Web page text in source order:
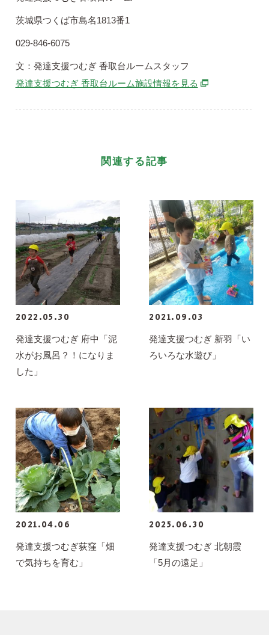
茨城県つくば市島名1813番1
029-846-6075
文：発達支援つむぎ 香取台ルームスタッフ
発達支援つむぎ 香取台ルーム施設情報を見る 別ウィンドウで
関連する記事
2022.05.30
発達支援つむぎ 府中「泥
水がお風呂？！になりま
した」
2021.09.03
発達支援つむぎ 新羽「い
ろいろな水遊び」
2021.04.06
発達支援つむぎ荻窪「畑
で気持ちを育む」
2025.06.30
発達支援つむぎ 北朝霞
「5月の遠足」